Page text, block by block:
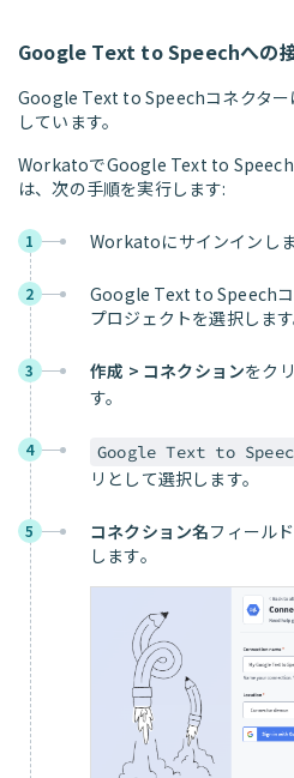
Google Text to Speechへの
Google Text to Speechコネクター
しています。
WorkatoでGoogle Text to Speech
は、次の手順を実行します:
1 Workatoにサインインしま
2
Google Text to Speech
プロジェクトを選択します
3 作成 > コネクションをク
す。
4 Google Text to
リとして選択します。
5 コネクション名フィール
します。